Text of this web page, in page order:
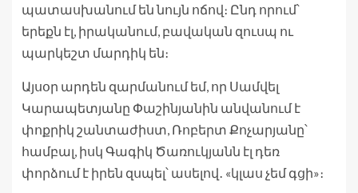
պատասխանում են նույն ոճով։ Ընդ որում՝
երեքն էլ, իրականում, բավական զուսպ ու
պարկեշտ մարդիկ են։
Այսօր արդեն զարմանում եմ, որ Սամվել
Կարապետյանը Փաշինյանին անվանում է
փոքրիկ շանտաժիստ, Ռոբերտ Քոչարյանը՝
համբալ, իսկ Գագիկ Ծառուկյանն էլ դեռ
փորձում է իրեն զսպել՝ ասելով․ «կլաս չեմ գցի»։